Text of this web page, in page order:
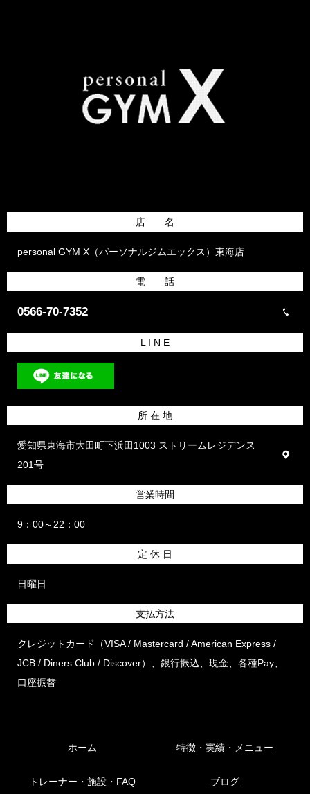
店 名
personal GYM X（パーソナルジムエックス）東海店
電 話
0566-70-7352
L I N E
所 在 地
愛知県東海市大田町下浜田1003 ストリームレジデンス
201号
営業時間
9：00～22：00
定 休 日
日曜日
支払方法
クレジットカード（VISA / Mastercard / American Express /
JCB / Diners Club / Discover）、銀行振込、現金、各種Pay、
口座振替
ホーム 特徴・実績・メニュー
トレーナー・施設・FAQ ブログ